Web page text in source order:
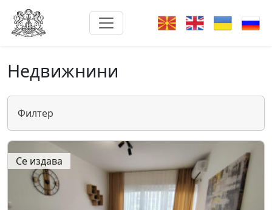
Недвижнини
Филтер
Се издава